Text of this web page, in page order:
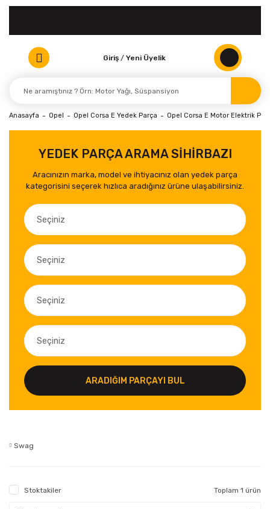
Giriş / Yeni Üyelik
Anasayfa Opel Opel Corsa E Yedek Parça Opel Corsa E Motor Elektrik
YEDEK PARÇA ARAMA SİHİRBAZI
Aracınızın marka, model ve ihtiyacınız olan yedek parça
kategorisini seçerek hızlıca aradığınız ürüne ulaşabilirsiniz.
ARADIĞIM PARÇAYI BUL
Swag
Stoktakiler Toplam 1 ürün